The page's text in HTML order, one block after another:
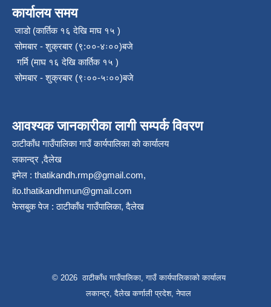
कार्यालय समय
जाडो (कार्तिक १६ देखि माघ १५ )
सोमबार - शुक्रबार (९:००-४ः००)बजे
गर्मि (माघ १६ देखि कार्तिक १५ )
सोमबार - शुक्रबार (९ः००-५ः००)बजे
आवश्यक जानकारीका लागी सम्पर्क विवरण
ठाटीकाँध गाउँपालिका गाउँ कार्यपालिका काे कार्यालय
लकान्द्र ,दैलेख
इमेल : thatikandh.rmp@gmail.com,
ito.thatikandhmun@gmail.com
फेसबुक पेज : ठाटीकाँध गाउँपालिका, दैलेख
© 2026 ठाटीकाँध गाउँपालिका, गाउँ कार्यपालिकाको कार्यालय
लकान्द्र, दैलेख कर्णाली प्रदेश, नेपाल